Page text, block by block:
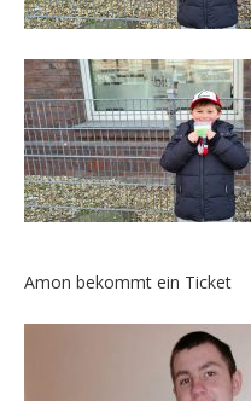
Amon bekommt ein Ticket